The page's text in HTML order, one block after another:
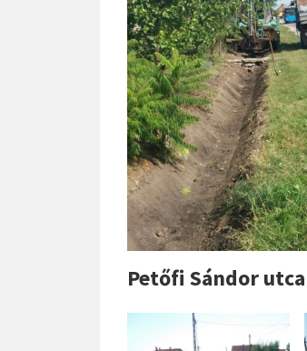
Petőfi Sándor utca